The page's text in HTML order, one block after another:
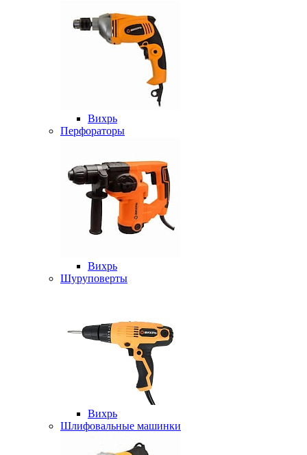
Вихрь
Перфораторы
Вихрь
Шуруповерты
Вихрь
Шлифовальные машинки